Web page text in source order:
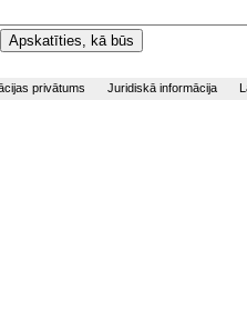
privātums Juridiskā informācija